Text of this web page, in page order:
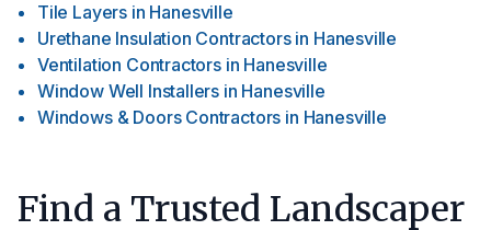
Tile Layers in Hanesville
Urethane Insulation Contractors in Hanesville
Ventilation Contractors in Hanesville
Window Well Installers in Hanesville
Windows & Doors Contractors in Hanesville
Find a Trusted Landscaper